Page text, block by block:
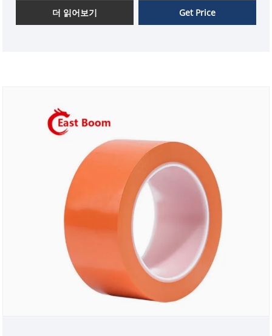
더 읽어보기 Get Price